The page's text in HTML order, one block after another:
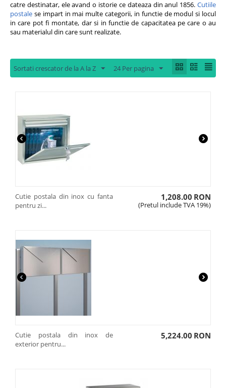
catre destinatar, ele avand o istorie ce dateaza din anul 1856. Cutiile
postale se impart in mai multe categorii, in functie de modul si locul
in care pot fi montate, dar si in functie de capacitatea pe care o au
sau materialul din care sunt realizate.
Sortati crescator de la A la Z 24 Per pagina
Cutie postala din inox cu fanta
pentru zi...
1,208.00 RON
(Pretul include TVA 19%)
Cutie postala din inox de
exterior pentru...
5,224.00 RON